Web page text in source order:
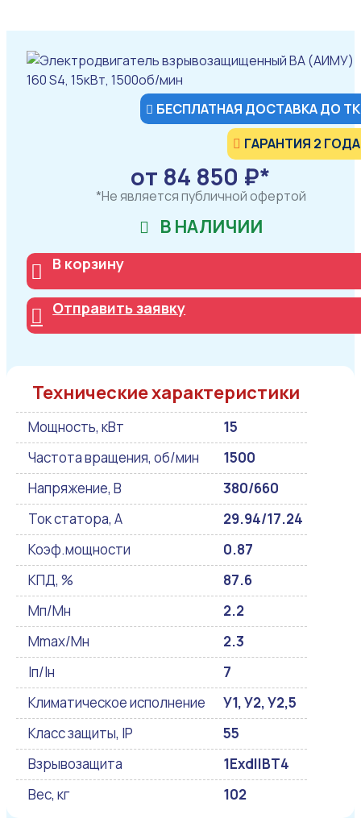
БЕСПЛАТНАЯ ДОСТАВКА ДО
ГАРАНТИЯ 2
от 84 850 ₽*
*Не является публичной офертой
В НАЛИЧИИ
В корзину
Отправить заявку
Технические характеристики
Мощность, кВт
15
Частота вращения, об/мин
1500
Напряжение, В
380/660
Ток статора, А
29.94/17.24
Коэф.мощности
0.87
КПД, %
87.6
Мп/Мн
2.2
Mmax/Mн
2.3
Iп/Iн
7
Климатическое исполнение
У1, У2, У2,5
Класс защиты, IP
55
Взрывозащита
1ExdIIBT4
Вес, кг
102